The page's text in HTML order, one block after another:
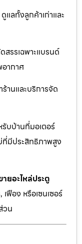
ดูแลทั้งลูกค้าเก่าและ
ดสรรเฉพาะแบรนด์
ากาศ
ร้านและบริการจัด
รับบ้านที่มอเตอร์
ที่มีประสิทธิภาพสูง
ยอะไหล่ประตู
เฟือง หรือเซนเซอร์
วน